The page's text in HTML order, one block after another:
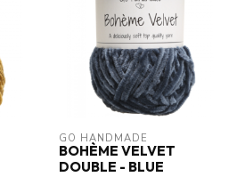
GO HANDMADE
BOHÈME VELVET
DOUBLE - BLUE